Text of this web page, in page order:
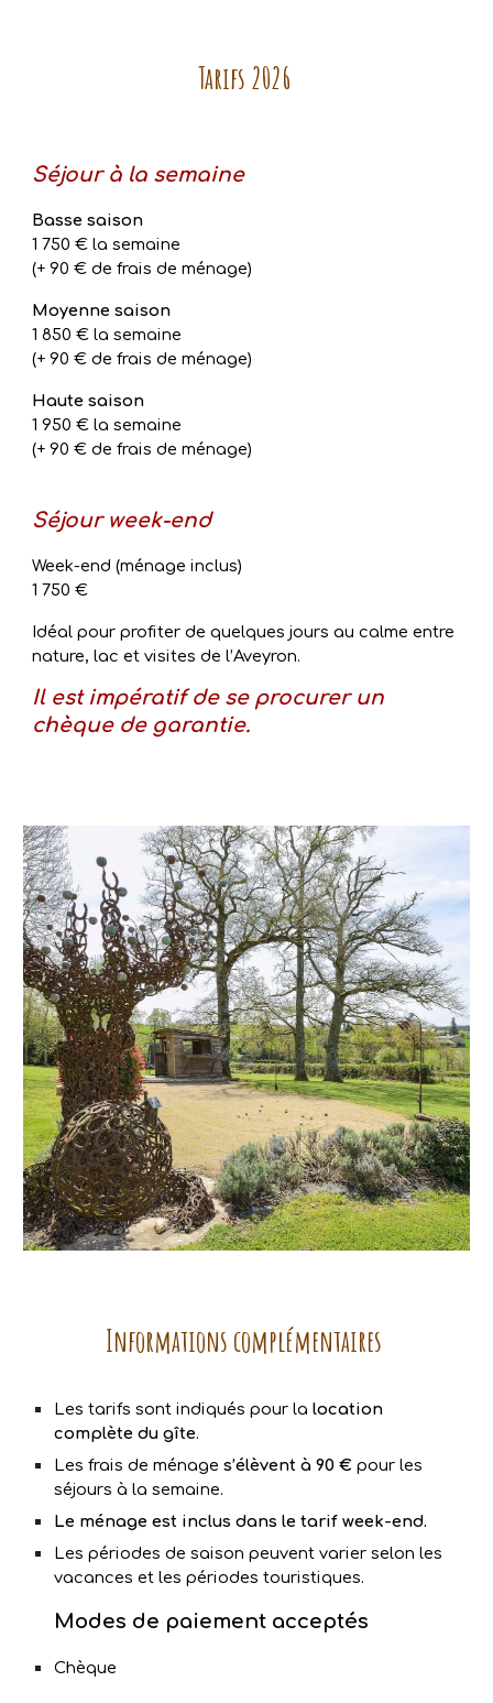
Tarifs 2026
Séjour à la semaine
Basse saison
1 750 € la semaine
(+ 90 € de frais de ménage)
Moyenne saison
1 850 € la semaine
(+ 90 € de frais de ménage)
Haute saison
1 950 € la semaine
(+ 90 € de frais de ménage)
Séjour week-end
Week-end (ménage inclus)
1 750 €
Idéal pour profiter de quelques jours au calme entre
nature, lac et visites de l’Aveyron.
Il est impératif de se procurer un
chèque de garantie.
Informations complémentaires
Les tarifs sont indiqués pour lalocation
complète du gîte.
Lesfrais de ménages’élèvent à 90 €pour les
séjours à la semaine.
Le ménage est inclus dans le tarif week-end.
Les périodes de saison peuvent varier selon les
vacances et les périodes touristiques.
Modes de paiement acceptés
Chèque